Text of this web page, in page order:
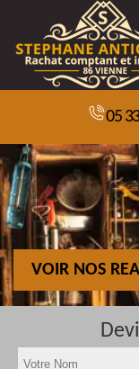
05
VOIR NOS